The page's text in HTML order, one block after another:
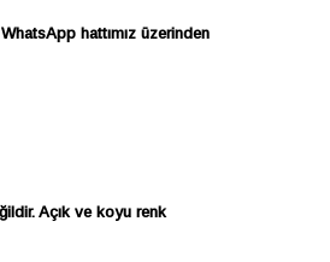
hattımız üzerinden
Açık ve koyu renk